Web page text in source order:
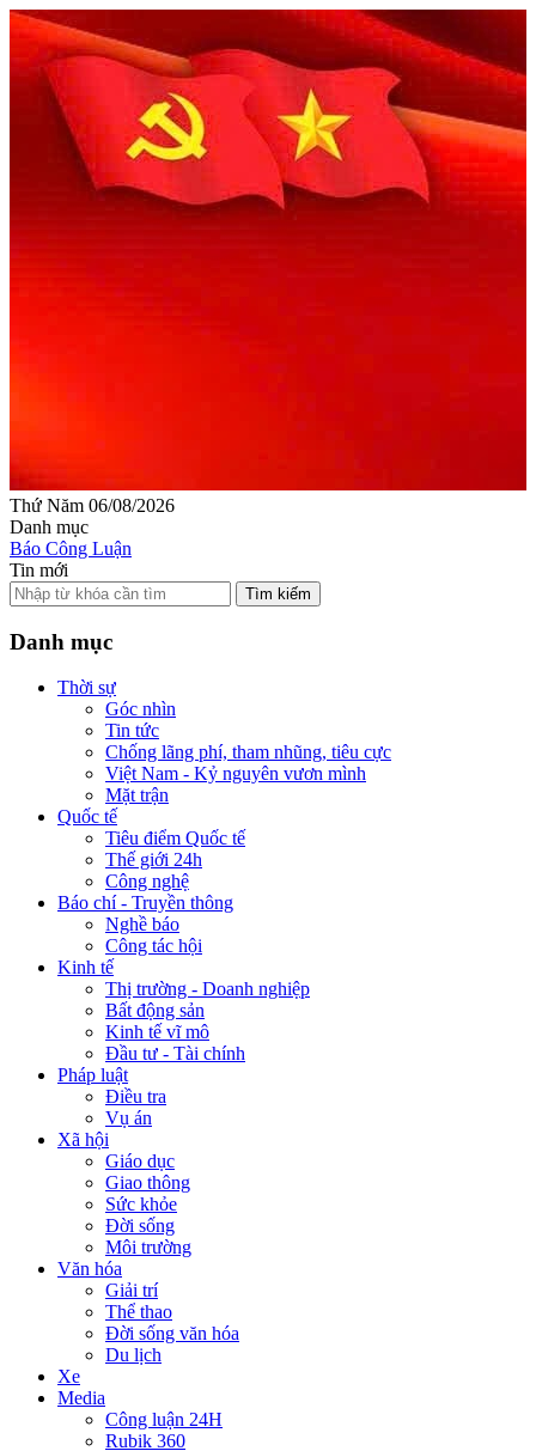
Thứ Năm 06/08/2026
Danh mục
Báo Công Luận
Tin mới
Tìm kiếm
Danh mục
Thời sự
Góc nhìn
Tin tức
Chống lãng phí, tham nhũng, tiêu cực
Việt Nam - Kỷ nguyên vươn mình
Mặt trận
Quốc tế
Tiêu điểm Quốc tế
Thế giới 24h
Công nghệ
Báo chí - Truyền thông
Nghề báo
Công tác hội
Kinh tế
Thị trường - Doanh nghiệp
Bất động sản
Kinh tế vĩ mô
Đầu tư - Tài chính
Pháp luật
Điều tra
Vụ án
Xã hội
Giáo dục
Giao thông
Sức khỏe
Đời sống
Môi trường
Văn hóa
Giải trí
Thể thao
Đời sống văn hóa
Du lịch
Xe
Media
Công luận 24H
Rubik 360